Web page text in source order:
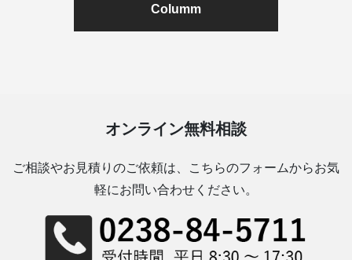
Columm
オンライン無料相談
ご相談やお見積りのご依頼は、こちらのフォームからお気
軽にお問い合わせください。